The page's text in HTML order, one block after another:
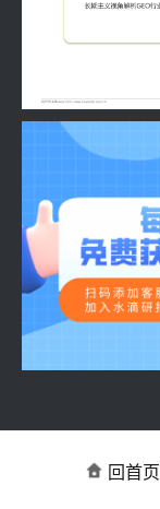
回首页